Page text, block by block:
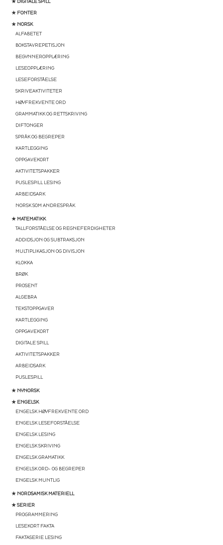
★ FONTER
★ NORSK
ALFABETET
BOKSTAVREPETISJON
BEGYNNEROPPLÆRING
LESEOPPLÆRING
LESEFORSTÅELSE
SKRIVEAKTIVITETER
HØYFREKVENTE ORD
GRAMMATIKK OG RETTSKRIVING
DIFTONGER
SPRÅK OG BEGREPER
KARTLEGGING
OPPGAVEKORT
AKTIVITETSPAKKER
PUSLESPILL LESING
ARBEIDSARK
NORSK SOM ANDRESPRÅK
★ MATEMATIKK
TALLFORSTÅELSE OG REGNEFERDIGHETER
ADDIDSJON OG SUBTRAKSJON
MULTIPLIKASJON OG DIVISJON
KLOKKA
BRØK
PROSENT
ALGEBRA
TEKSTOPPGAVER
KARTLEGGING
OPPGAVEKORT
DIGITALE SPILL
AKTIVITETSPAKKER
ARBEIDSARK
PUSLESPILL
★ NYNORSK
★ ENGELSK
ENGELSK HØYFREKVENTE ORD
ENGELSK LESEFORSTÅELSE
ENGELSK LESING
ENGELSK SKRIVING
ENGELSK GRAMATIKK
ENGELSK ORD- OG BEGREPER
ENGELSK MUNTLIG
★ NORDSAMISK MATERIELL
★ SERIER
PROGRAMMERING
LESEKORT FAKTA
FAKTASERIE LESING